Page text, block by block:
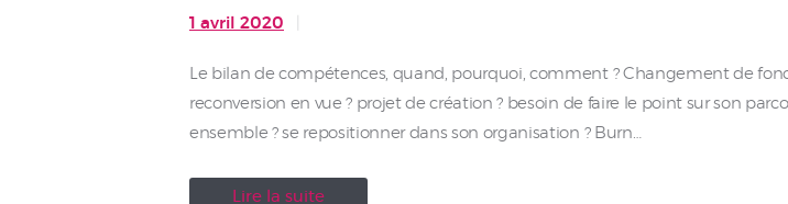
1 avril 2020
Le bilan de compétences, quand, pourquoi, comment ? Changement de
reconversion en vue ? projet de création ? besoin de faire le point sur son
ensemble ? se repositionner dans son organisation ? Burn…
Lire la suite